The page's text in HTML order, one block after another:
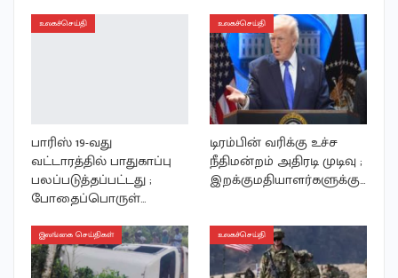
உலகச்செய்தி
பாரிஸ் 19-வது
வட்டாரத்தில் பாதுகாப்பு
பலப்படுத்தப்பட்டது ;
போதைப்பொருள்…
உலகச்செய்தி
டிரம்பின் வரிக்கு உச்ச
நீதிமன்றம் அதிரடி முடிவு ;
இறக்குமதியாளர்களுக்கு…
இலங்கை செய்திகள் உலகச்செய்தி